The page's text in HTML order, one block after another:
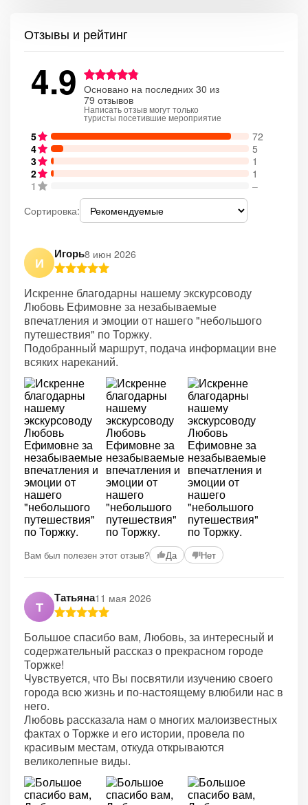
Отзывы и рейтинг
4.9 Основано на последних 30 из
79 отзывов
Написать отзыв могут только
туристы посетившие мероприятие
5
72
4
5
3
1
2
1
1
–
Сортировка:
И
Игорь8 июн 2026
Искренне благодарны нашему экскурсоводу
Любовь Ефимовне за незабываемые
впечатления и эмоции от нашего "небольшого
путешествия" по Торжку.
Подобранный маршрут, подача информации вне
всяких нареканий.
Вам был полезен этот отзыв? Да Нет
Т
Татьяна11 мая 2026
Большое спасибо вам, Любовь, за интересный и
содержательный рассказ о прекрасном городе
Торжке!
Чувствуется, что Вы посвятили изучению своего
города всю жизнь и по-настоящему влюбили нас в
него.
Любовь рассказала нам о многих малоизвестных
фактах о Торжке и его истории, провела по
красивым местам, откуда открываются
великолепные виды.